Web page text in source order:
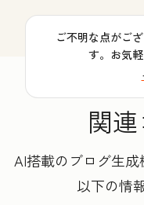
ご不明な点がご
す。お気
関
AI搭載のブログ生成
以下の情